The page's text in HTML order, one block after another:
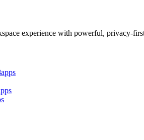
experience with powerful, privacy-